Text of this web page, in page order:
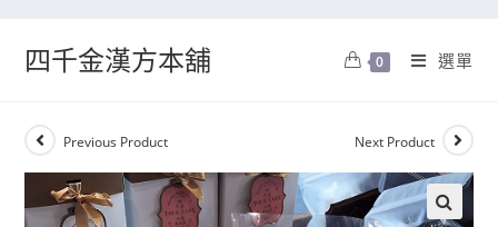
四千金漢方本舖 0 選單
Previous Product Next Product